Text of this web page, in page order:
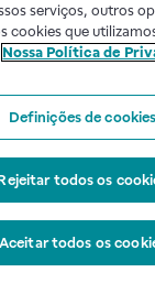
serviços, outros
cookies que
Nossa Política de
Definições de cookies
todos os
Aceitar todos os